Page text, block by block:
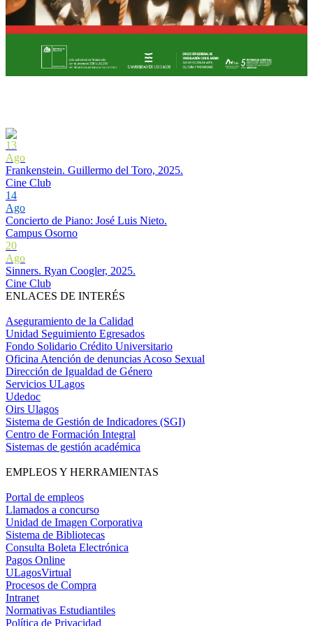
13
Ago
Frankenstein. Guillermo del Toro, 2025.
Cine Club
14
Ago
Concierto de Piano: José Luis Nieto.
Campus Osorno
20
Ago
Sinners. Ryan Coogler, 2025.
Cine Club
ENLACES DE INTERÉS
Aseguramiento de la Calidad
Unidad Seguimiento Egresados
Fondo Solidario Crédito Universitario
Oficina Atención de denuncias Acoso Sexual
Dirección de Igualdad de Género
Servicios ULagos
Udedoc
Oirs Ulagos
Sistema de Gestión de Indicadores (SGI)
Centro de Formación Integral
Sistemas de gestión académica
EMPLEOS Y HERRAMIENTAS
Portal de empleos
Llamados a concurso
Unidad de Imagen Corporativa
Sistema de Bibliotecas
Consulta Boleta Electrónica
Pagos Online
ULagosVirtual
Procesos de Compra
Intranet
Normativas Estudiantiles
Política de Privacidad